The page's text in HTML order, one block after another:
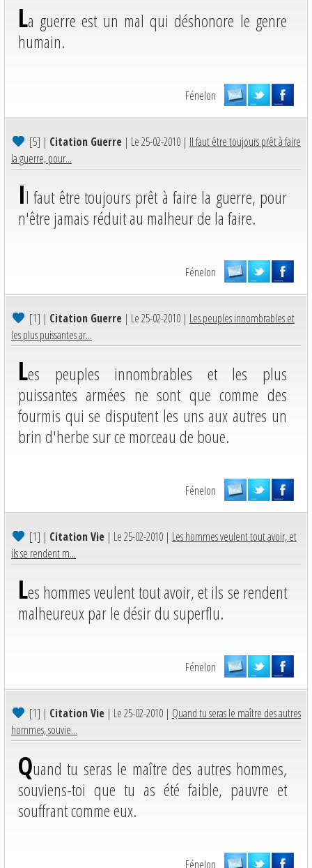
La guerre est un mal qui déshonore le genre
humain.
Fénelon
[5] | Citation Guerre | Le 25-02-2010 | Il faut être toujours prêt à faire
la guerre, pour...
Il faut être toujours prêt à faire la guerre, pour
n'être jamais réduit au malheur de la faire.
Fénelon
[1] | Citation Guerre | Le 25-02-2010 | Les peuples innombrables et
les plus puissantes ar...
Les peuples innombrables et les plus
puissantes armées ne sont que comme des
fourmis qui se disputent les uns aux autres un
brin d'herbe sur ce morceau de boue.
Fénelon
[1] | Citation Vie | Le 25-02-2010 | Les hommes veulent tout avoir, et
ils se rendent m...
Les hommes veulent tout avoir, et ils se rendent
malheureux par le désir du superflu.
Fénelon
[1] | Citation Vie | Le 25-02-2010 | Quand tu seras le maître des autres
hommes, souvie...
Quand tu seras le maître des autres hommes,
souviens-toi que tu as été faible, pauvre et
souffrant comme eux.
Fénelon